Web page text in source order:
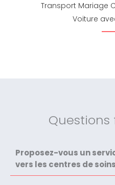
Transport Mariage
Voiture
Proposez-vous un
vers les centres de